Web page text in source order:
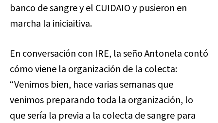
banco de sangre y el CUIDAIO y pusieron en
marcha la iniciaitiva.
En conversación con IRE, la seño Antonela contó
cómo viene la organización de la colecta:
“Venimos bien, hace varias semanas que
venimos preparando toda la organización, lo
que sería la previa a la colecta de sangre para